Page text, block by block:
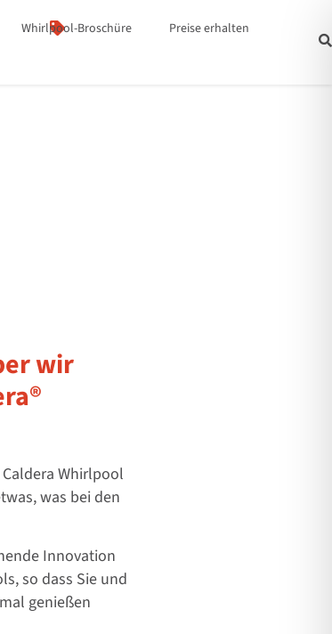
Whirlpool-Broschüre
Preise erhalten
wir
Caldera Whirlpool
was bei den
Innovation
so dass Sieund
genießen